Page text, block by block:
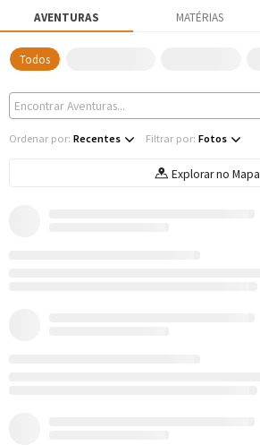
AVENTURAS MATÉRIAS
Todos
Ordenar por: Recentes Filtrar por: Fotos
Explorar no Mapa